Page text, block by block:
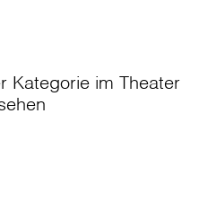
Kategorie im Theater